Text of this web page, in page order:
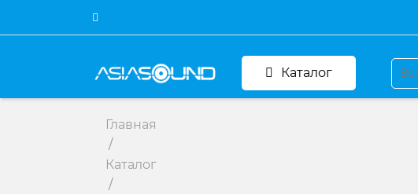
Каталог
Главная
/
Каталог
/